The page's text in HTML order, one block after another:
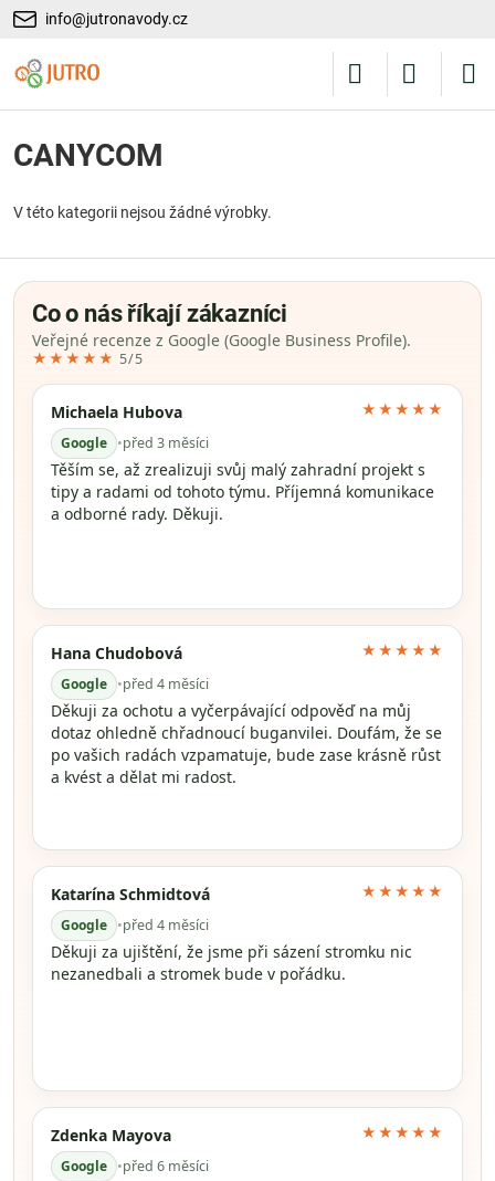
info@jutronavody.cz
CANYCOM
V této kategorii nejsou žádné výrobky.
Co o nás říkají zákazníci
Veřejné recenze z Google (Google Business Profile).
★★★★★ 5/5
Michaela Hubova
Google •před 3 měsíci
★★★★★
Těším se, až zrealizuji svůj malý zahradní projekt s
tipy a radami od tohoto týmu. Příjemná komunikace
a odborné rady. Děkuji.
Hana Chudobová
Google •před 4 měsíci
★★★★★
Děkuji za ochotu a vyčerpávající odpověď na můj
dotaz ohledně chřadnoucí buganvilei. Doufám, že se
po vašich radách vzpamatuje, bude zase krásně růst
a kvést a dělat mi radost.
Katarína Schmidtová
Google •před 4 měsíci
★★★★★
Děkuji za ujištění, že jsme při sázení stromku nic
nezanedbali a stromek bude v pořádku.
Zdenka Mayova
Google •před 6 měsíci
★★★★★